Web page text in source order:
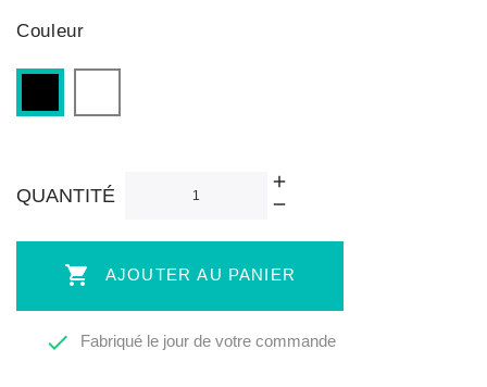
Couleur
QUANTITÉ
 AJOUTER AU PANIER
 Fabriqué le jour de votre commande